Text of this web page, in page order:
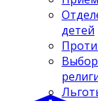
детей